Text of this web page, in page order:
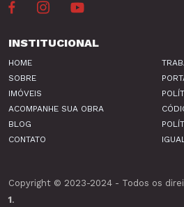
INSTITUCIONAL
HOME
SOBRE
IMÓVEIS
ACOMPANHE SUA OBRA
BLOG
CONTATO
Copyright © 2023-2024 - Todos os
1.